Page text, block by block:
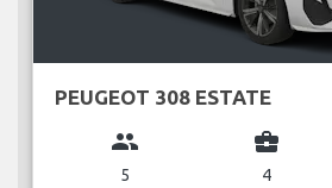
PEUGEOT 308 ESTATE
group
5
business_center
4